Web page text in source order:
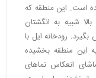
است. این منطقه که
شبیه به انگشتان
رودخانه ایل با
این منطقه بخشیده
انعکاس نماهای